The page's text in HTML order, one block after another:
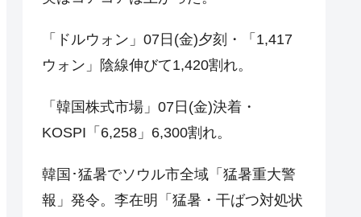
「ドルウォン」07日(金)夕刻・「1,417
ウォン」陰線伸びて1,420割れ。
「韓国株式市場」07日(金)決着・
KOSPI「6,258」6,300割れ。
韓国･猛暑でソウル市全域「猛暑重大警
報」発令。李在明「猛暑・干ばつ対処状